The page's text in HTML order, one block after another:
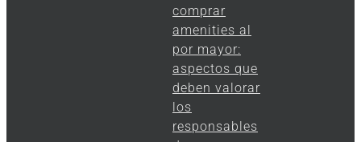
comprar
amenities al
por mayor:
aspectos que
deben valorar
los
responsables